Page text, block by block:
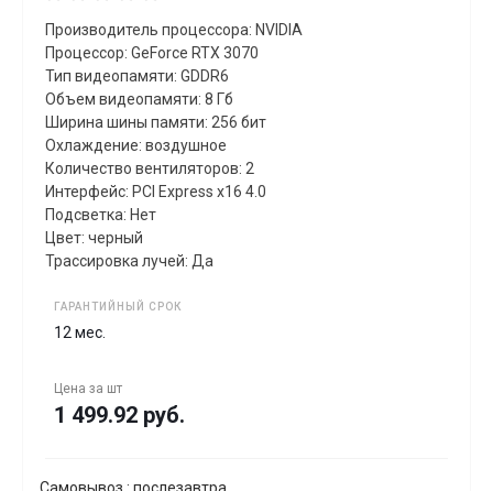
Производитель процессора: NVIDIA
Процессор: GeForce RTX 3070
Тип видеопамяти: GDDR6
Объем видеопамяти: 8 Гб
Ширина шины памяти: 256 бит
Охлаждение: воздушное
Количество вентиляторов: 2
Интерфейс: PCI Express x16 4.0
Подсветка: Нет
Цвет: черный
Трассировка лучей: Да
ГАРАНТИЙНЫЙ СРОК
12 мес.
Цена за шт
1 499.92 руб.